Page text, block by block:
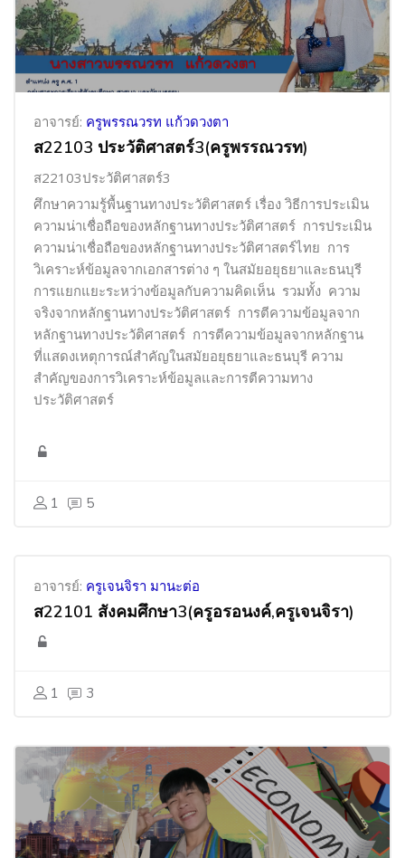
อาจารย์: ครูพรรณวรท แก้วดวงตา
ส22103 ประวัติศาสตร์3(ครูพรรณวรท)
ส22103ประวัติศาสตร์3
ศึกษาความรู้พื้นฐานทางประวัติศาสตร์ เรื่อง วิธีการประเมิน
ความน่าเชื่อถือของหลักฐานทางประวัติศาสตร์ การประเมิน
ความน่าเชื่อถือของหลักฐานทางประวัติศาสตร์ไทย การ
วิเคราะห์ข้อมูลจากเอกสารต่าง ๆ ในสมัยอยุธยาและธนบุรี
การแยกแยะระหว่างข้อมูลกับความคิดเห็น รวมทั้ง ความ
จริงจากหลักฐานทางประวัติศาสตร์ การตีความข้อมูลจาก
หลักฐานทางประวัติศาสตร์ การตีความข้อมูลจากหลักฐาน
ที่แสดงเหตุการณ์สำคัญในสมัยอยุธยาและธนบุรี ความ
สำคัญของการวิเคราะห์ข้อมูลและการตีความทาง
ประวัติศาสตร์
1 5
อาจารย์: ครูเจนจิรา มานะต่อ
ส22101 สังคมศึกษา3(ครูอรอนงค์,ครูเจนจิรา)
1 3